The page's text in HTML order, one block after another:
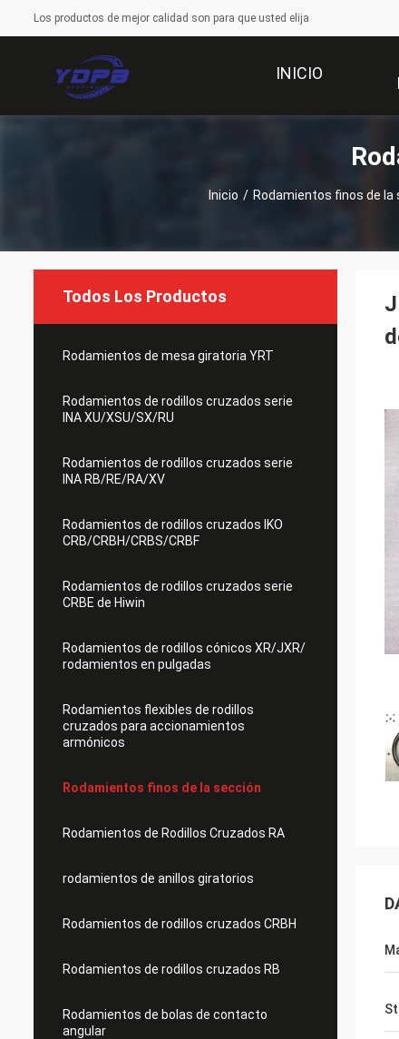
Los productos de mejor calidad son para que usted elija
INICIO
Inicio / Rodamientos finos de la
Todos Los Productos
Rodamientos de mesa giratoria YRT
Rodamientos de rodillos cruzados serie
INA XU/XSU/SX/RU
Rodamientos de rodillos cruzados serie
INA RB/RE/RA/XV
Rodamientos de rodillos cruzados IKO
CRB/CRBH/CRBS/CRBF
Rodamientos de rodillos cruzados serie
CRBE de Hiwin
Rodamientos de rodillos cónicos XR/JXR/
rodamientos en pulgadas
Rodamientos flexibles de rodillos
cruzados para accionamientos
armónicos
Rodamientos finos de la sección
Rodamientos de Rodillos Cruzados RA
rodamientos de anillos giratorios
Rodamientos de rodillos cruzados CRBH
Rodamientos de rodillos cruzados RB
Rodamientos de bolas de contacto
angular